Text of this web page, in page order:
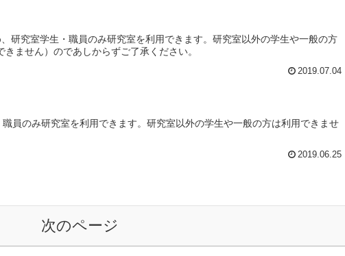
研究室学生・職員のみ研究室を利用できます。研究室以外の学生や一般の方
ません）のであしからずご了承ください。
2019.07.04
員のみ研究室を利用できます。研究室以外の学生や一般の方は利用できませ
2019.06.25
次のページ